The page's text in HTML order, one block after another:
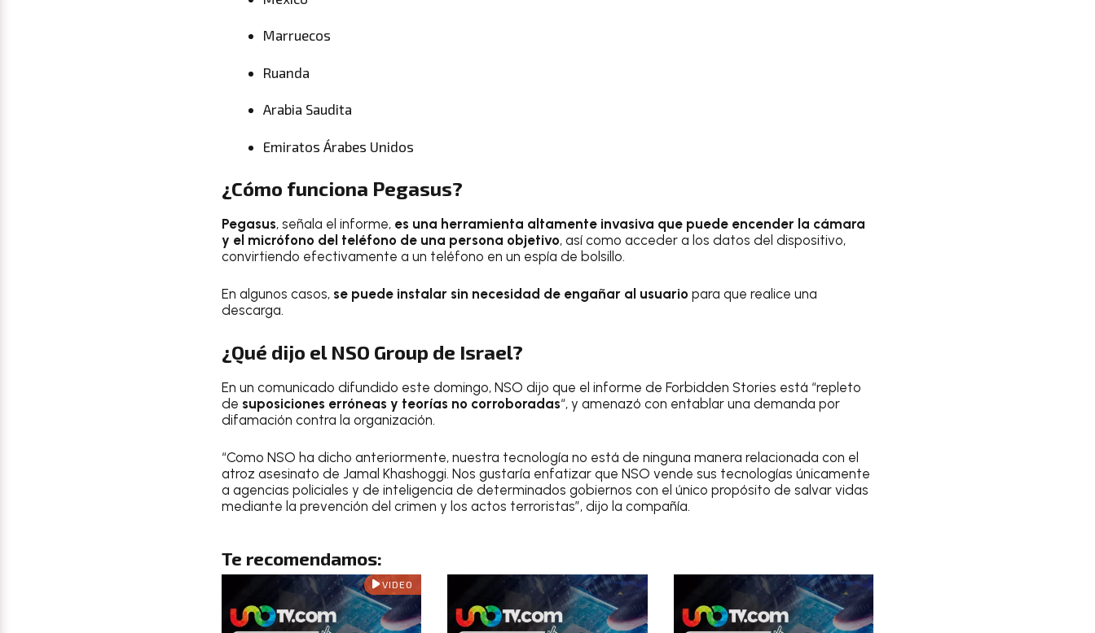
Marruecos
Ruanda
Arabia Saudita
Emiratos Árabes Unidos
¿Cómo funciona Pegasus?
Pegasus, señala el informe, es una herramienta altamente invasiva que puede encender la cámara
y el micrófono del teléfono de una persona objetivo, así como acceder a los datos del dispositivo,
convirtiendo efectivamente a un teléfono en un espía de bolsillo.
En algunos casos, se puede instalar sin necesidad de engañar al usuario para que realice una
descarga.
¿Qué dijo el NSO Group de Israel?
En un comunicado difundido este domingo, NSO dijo que el informe de Forbidden Stories está “repleto
de suposiciones erróneas y teorías no corroboradas“, y amenazó con entablar una demanda por
difamación contra la organización.
“Como NSO ha dicho anteriormente, nuestra tecnología no está de ninguna manera relacionada con el
atroz asesinato de Jamal Khashoggi. Nos gustaría enfatizar que NSO vende sus tecnologías únicamente
a agencias policiales y de inteligencia de determinados gobiernos con el único propósito de salvar vidas
mediante la prevención del crimen y los actos terroristas”, dijo la compañía.
Te recomendamos:
VIDEO